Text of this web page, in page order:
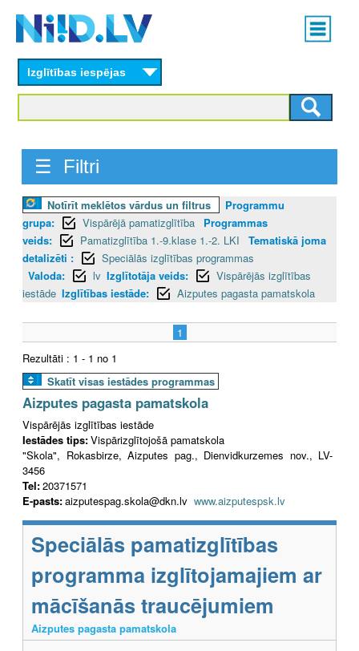
content
Main
menu
Izglītības iespējas
☰ Filtri
Notīrīt meklētos vārdus un filtrus
Programmu
grupa:
Vispārējā pamatizglītība
Programmas
veids:
Pamatizglītība 1.-9.klase 1.-2. LKI
Tematiskā joma
detalizēti :
Speciālās izglītības programmas
Valoda:
lv Izglītotāja veids:
Vispārējās izglītības
iestāde Izglītības iestāde: Aizputes pagasta pamatskola
1
Rezultāti : 1 - 1 no 1
Skatīt visas iestādes programmas
Aizputes pagasta pamatskola
Vispārējās izglītības iestāde
Iestādes tips:Vispārizglītojošā pamatskola
"Skola", Rokasbirze, Aizputes pag., Dienvidkurzemes nov., LV-
3456
Tel:20371571
E-pasts:aizputespag.skola@dkn.lv www.aizputespsk.lv
Speciālās pamatizglītības
programma izglītojamajiem ar
mācīšanās traucējumiem
Aizputes pagasta pamatskola